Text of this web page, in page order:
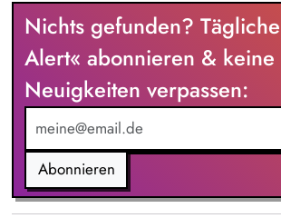
Nichts gefunden?
Alert« abonnieren & keine
Neuigkeiten verpassen:
Abonnieren